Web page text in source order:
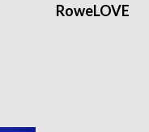
RoweLOVE